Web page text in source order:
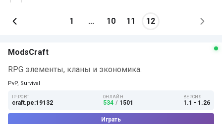
1 ... 10 11 12
ModsCraft
RPG элементы, кланы и экономика.
PvP, Survival
IP:PORT
craft.pe:19132
ОНЛАЙН
534 / 1501
ВЕРСИЯ
1.1 - 1.26
Играть